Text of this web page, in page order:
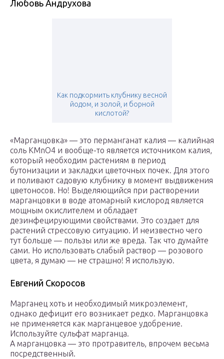
Любовь Андрухова
Как подкормить клубнику весной
йодом, и золой, и борной
кислотой?
«Марганцовка» — это перманганат калия — калийная
соль KMnO4 и вообще-то является источником калия,
который необходим растениям в период
бутонизации и закладки цветочных почек. Для этого
и поливают садовую клубнику в момент выдвижения
цветоносов. Но! Выделяющийся при растворении
марганцовки в воде атомарный кислород является
мощным окислителем и обладает
дезинфецирующими свойствами. Это создает для
растений стрессовую ситуацию. И неизвестно чего
тут больше — пользы или же вреда. Так что думайте
сами. Но использовать слабый раствор — розового
цвета, я думаю — не страшно! Я использую.
Евгений Скоросов
Марганец хоть и необходимый микроэлемент,
однако дефицит его возникает редко. Марганцовка
не применяется как марганцевое удобрение.
Используйте сульфат марганца.
А марганцовка — это протравитель, впрочем весьма
посредственный.